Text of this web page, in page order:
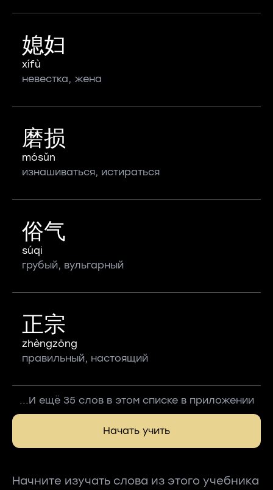
媳妇
xífù
невестка, жена
磨损
mósǔn
изнашиваться, истираться
俗气
súqi
грубый, вульгарный
正宗
zhèngzōng
правильный, настоящий
...И ещё 35 слов в этом списке в приложении
Начать учить
Начните изучать слова из этого учебника